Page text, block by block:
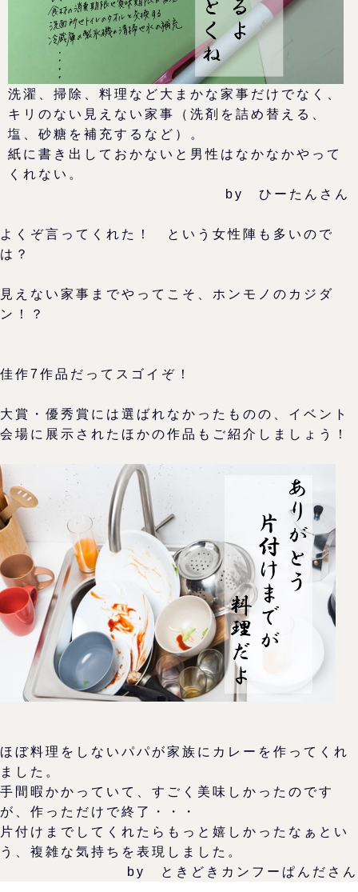
洗濯、掃除、料理など大まかな家事だけでなく、
キリのない見えない家事（洗剤を詰め替える、
塩、砂糖を補充するなど）。
紙に書き出しておかないと男性はなかなかやって
くれない。
by ひーたんさん
よくぞ言ってくれた！ という女性陣も多いので
は？
見えない家事までやってこそ、ホンモノのカジダ
ン！？
佳作7作品だってスゴイぞ！
大賞・優秀賞には選ばれなかったものの、イベント
会場に展示されたほかの作品もご紹介しましょう！
ほぼ料理をしないパパが家族にカレーを作ってくれ
ました。
手間暇かかっていて、すごく美味しかったのです
が、作っただけで終了・・・
片付けまでしてくれたらもっと嬉しかったなぁとい
う、複雑な気持ちを表現しました。
by ときどきカンフーぱんださん